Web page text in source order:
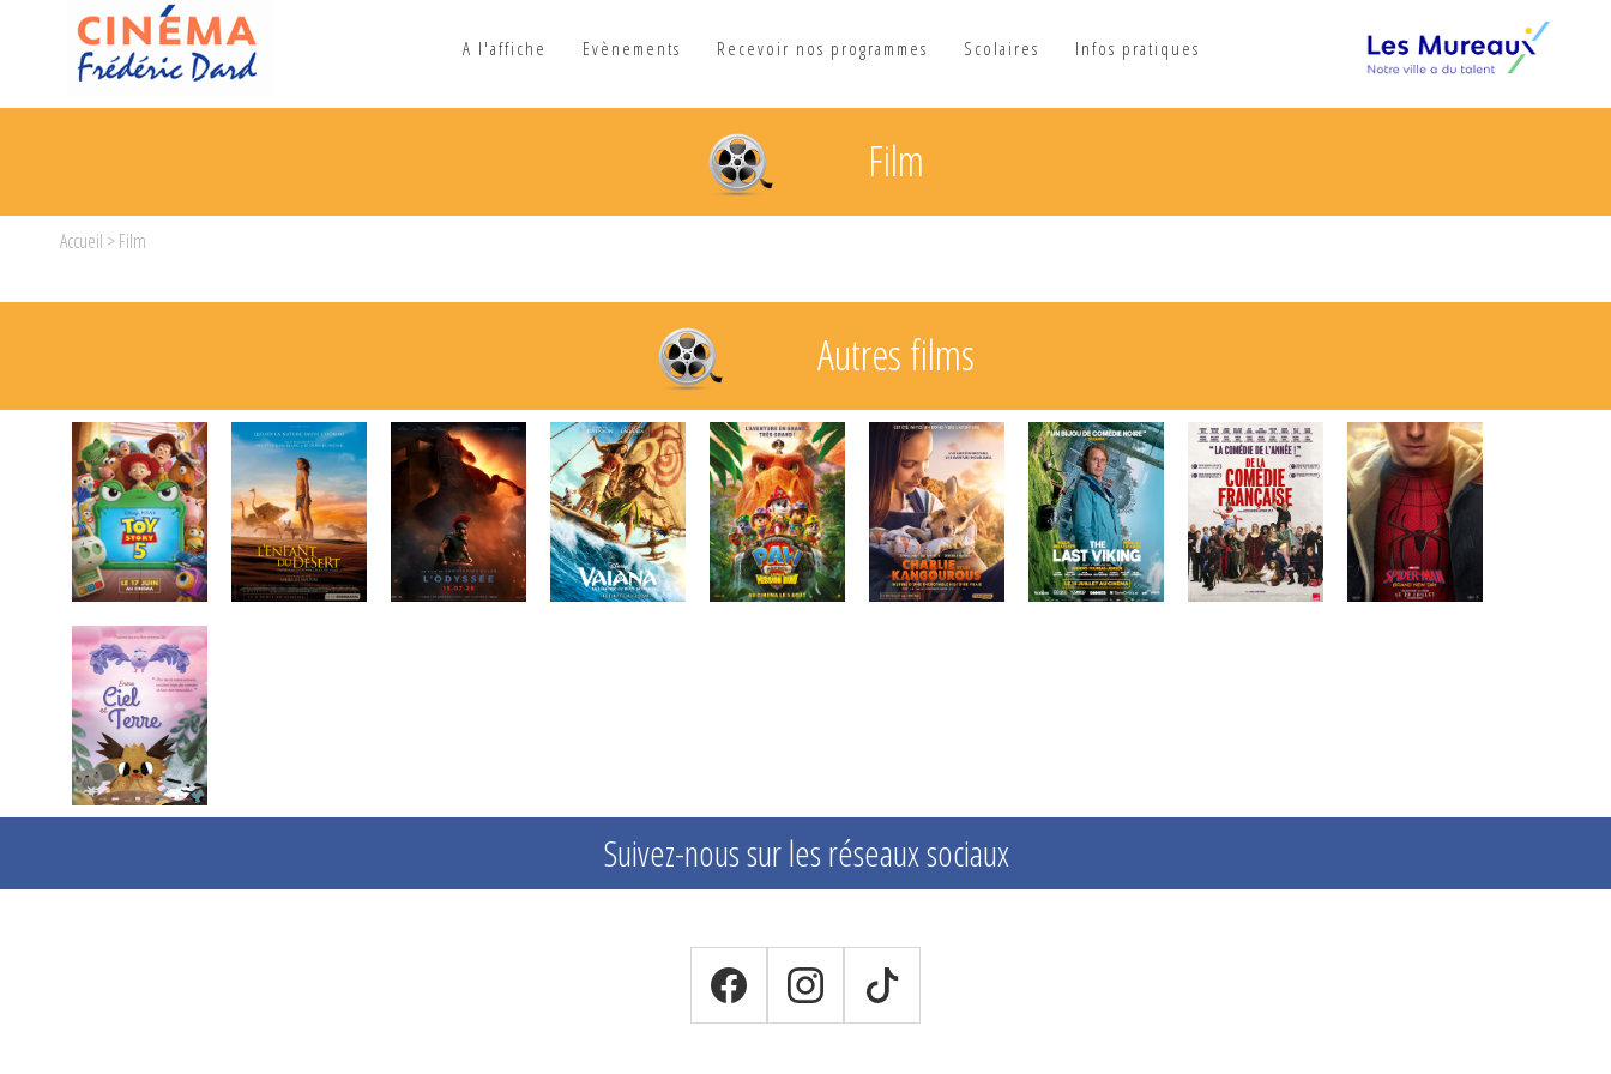
A l'affiche Evènements Recevoir nos programmes Scolaires Infos pratiques
Film
Accueil > Film
Autres films
Suivez-nous sur les réseaux sociaux